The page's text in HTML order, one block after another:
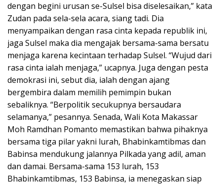
dengan begini urusan se-Sulsel bisa diselesaikan,” kata
Zudan pada sela-sela acara, siang tadi. Dia
menyampaikan dengan rasa cinta kepada republik ini,
jaga Sulsel maka dia mengajak bersama-sama bersatu
menjaga karena kecintaan terhadap Sulsel. “Wujud dari
rasa cinta ialah menjaga,” ucapnya. Juga dengan pesta
demokrasi ini, sebut dia, ialah dengan ajang
bergembira dalam memilih pemimpin bukan
sebaliknya. “Berpolitik secukupnya bersaudara
selamanya,” pesannya. Senada, Wali Kota Makassar
Moh Ramdhan Pomanto memastikan bahwa pihaknya
bersama tiga pilar yakni lurah, Bhabinkamtibmas dan
Babinsa mendukung jalannya Pilkada yang adil, aman
dan damai. Bersama-sama 153 lurah, 153
Bhabinkamtibmas, 153 Babinsa, ia menegaskan siap